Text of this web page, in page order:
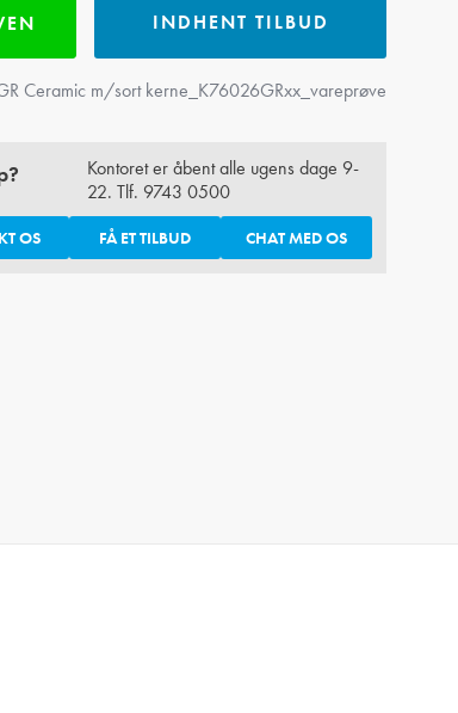
INDHENT TILBUD
Ceramic m/sort kerne_K76026GRxx_vareprøve
Kontoret er åbent alle ugens dage 9-
22. Tlf. 9743 0500
OS FÅ ET TILBUD CHAT MED OS